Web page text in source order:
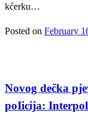
kćerku…
Posted on February
Novog dečka
poIicija: